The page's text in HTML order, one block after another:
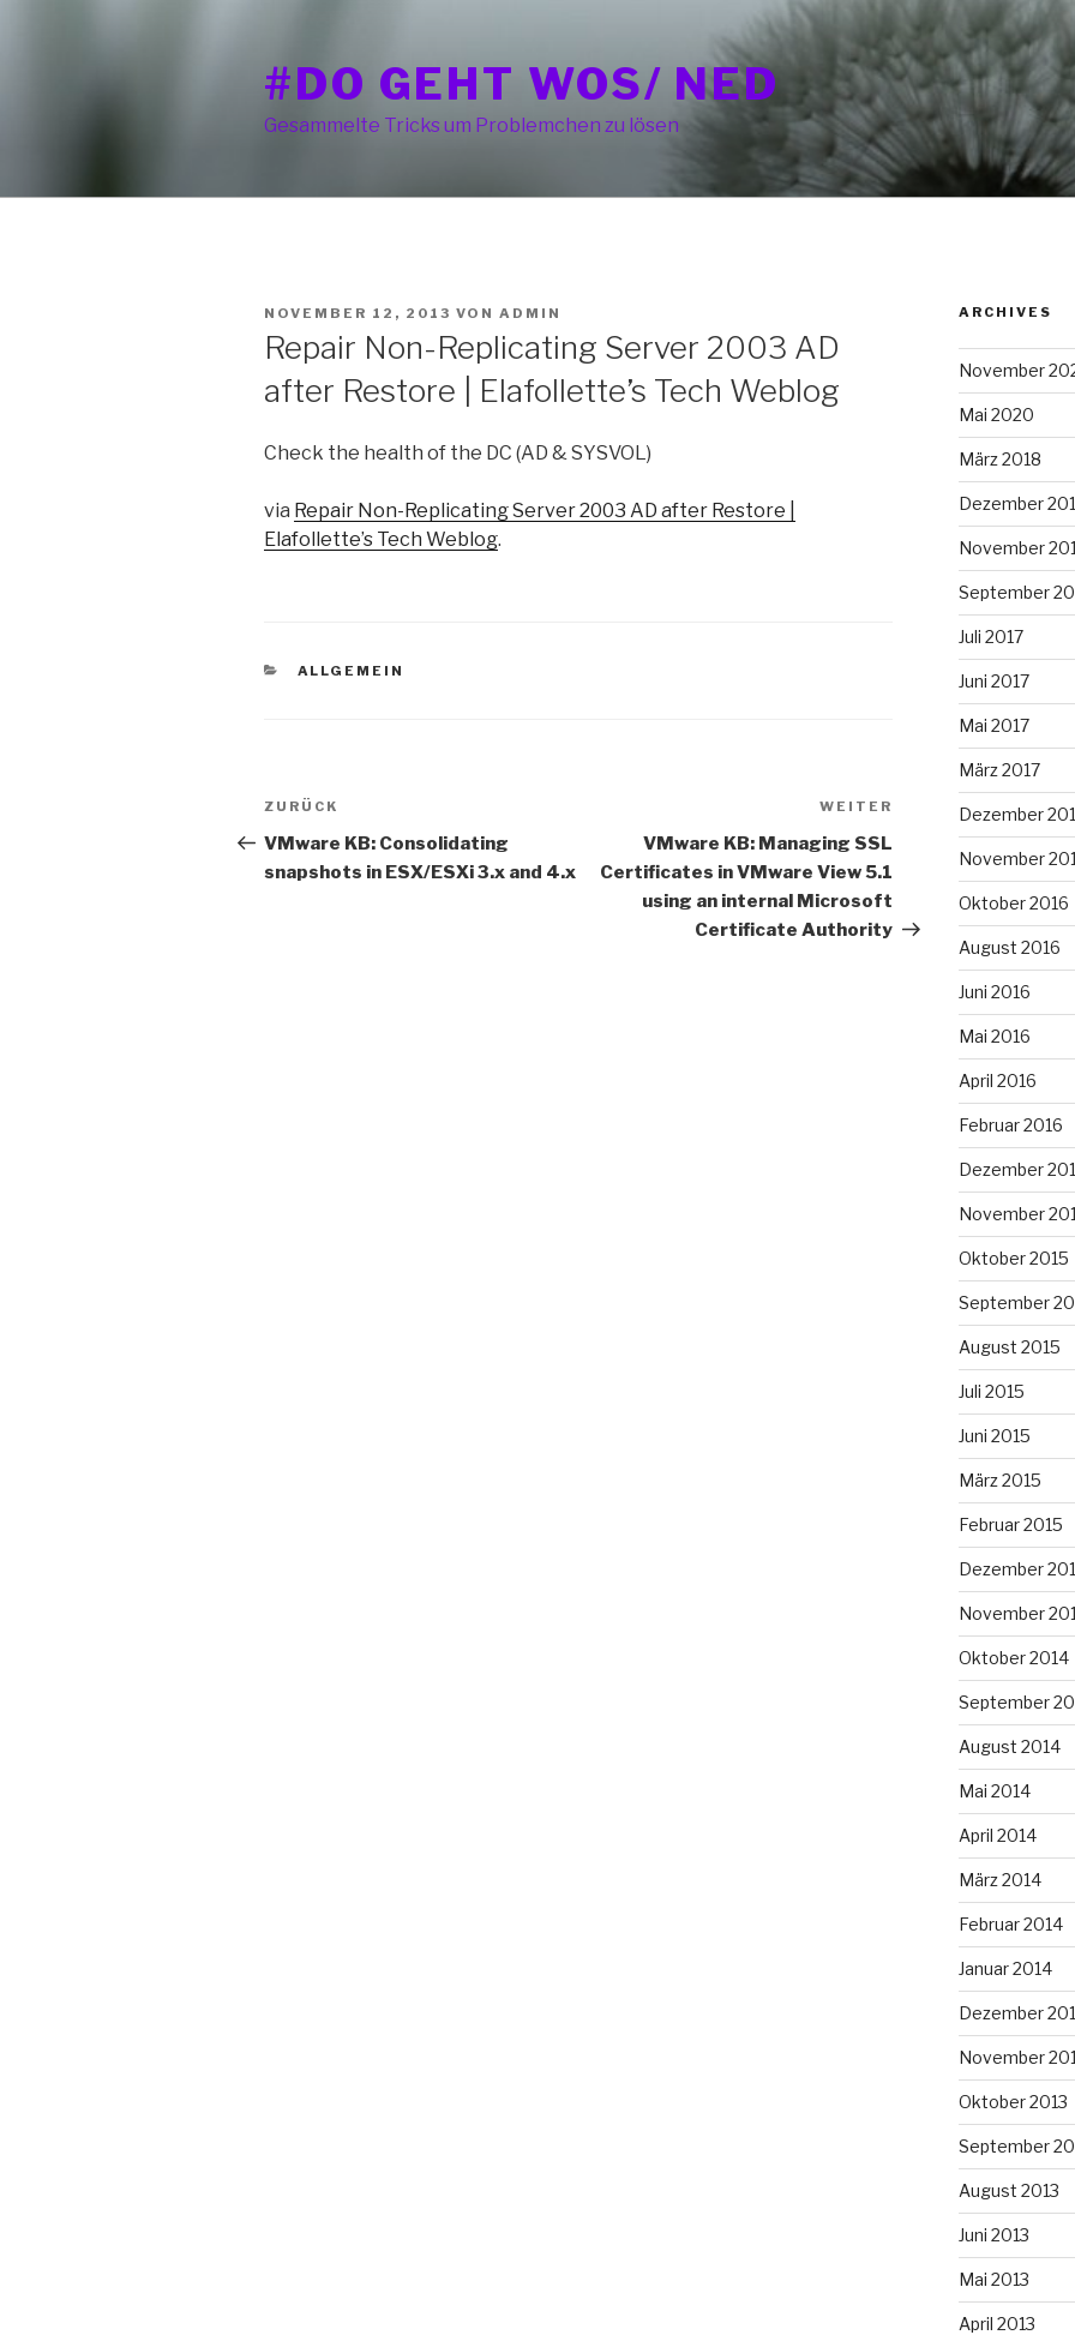
#DO GEHT WOS/ NED
Gesammelte Tricks um Problemchen zu lösen
VERÖFFENTLICHT
NOVEMBER 12, 2013 VON ADMIN
Repair Non-Replicating Server 2003 AD
after Restore | Elafollette’s Tech Weblog
Check the health of the DC (AD & SYSVOL)
via Repair Non-Replicating Server 2003 AD after Restore |
Elafollette’s Tech Weblog.
KATEGORIEN
ALLGEMEIN
Beitragsnavigation
Vorheriger
Beitrag
ZURÜCK
VMware KB: Consolidating
snapshots in ESX/ESXi 3.x and 4.x
Nächster
Beitrag
WEITER
VMware KB: Managing SSL
Certificates in VMware View 5.1
using an internal Microsoft
Certificate Authority
ARCHIVES
November
Mai 2020
März 2018
Dezember
November
September
Juli 2017
Juni 2017
Mai 2017
März 2017
Dezember
November
Oktober 2016
August 2016
Juni 2016
Mai 2016
April 2016
Februar 2016
Dezember
November
Oktober 2015
September
August 2015
Juli 2015
Juni 2015
März 2015
Februar 2015
Dezember
November
Oktober 2014
September
August 2014
Mai 2014
April 2014
März 2014
Februar 2014
Januar 2014
Dezember
November
Oktober 2013
September
August 2013
Juni 2013
Mai 2013
April 2013